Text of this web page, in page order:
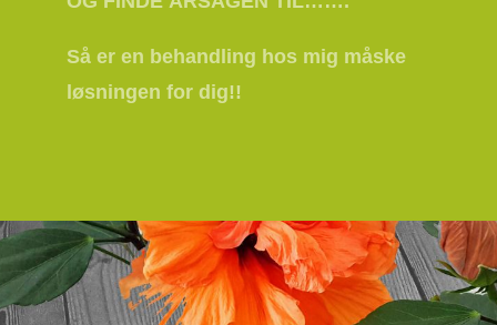
Så er en behandling hos mig måske
løsningen for dig!!